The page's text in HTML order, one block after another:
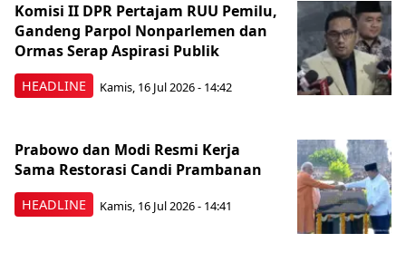
HEADLINE
Komisi II DPR Pertajam RUU Pemilu,
Gandeng Parpol Nonparlemen dan
Ormas Serap Aspirasi Publik
Kamis, 16 Jul 2026 - 14:42
HEADLINE
Prabowo dan Modi Resmi Kerja
Sama Restorasi Candi Prambanan
Kamis, 16 Jul 2026 - 14:41